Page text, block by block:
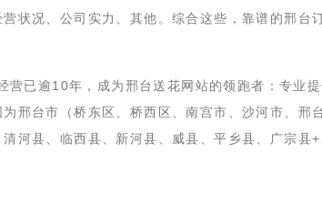
状况、公司实力、其他。综合这些，靠谱的邢台
已逾10年，成为邢台送花网站的领跑者：专业
邢台市（桥东区、桥西区、南宫市、沙河市、邢
河县、临西县、新河县、威县、平乡县、广宗县